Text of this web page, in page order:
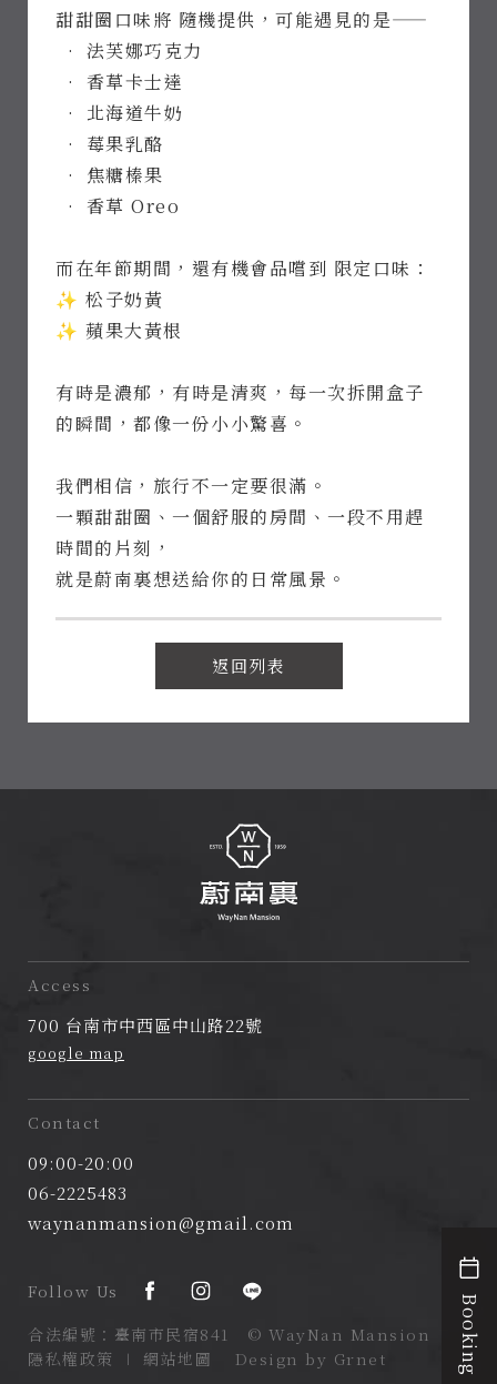
22號
Open Time
09:00-
20:00
Follow
Booking
甜甜圈口味將 隨機提供，可能遇見的是——
• 法芙娜巧克力
• 香草卡士達
• 北海道牛奶
• 莓果乳酪
• 焦糖榛果
• 香草 Oreo
而在年節期間，還有機會品嚐到 限定口味：
✨ 松子奶黃
✨ 蘋果大黃根
有時是濃郁，有時是清爽，每一次拆開盒子
的瞬間，都像一份小小驚喜。
我們相信，旅行不一定要很滿。
一顆甜甜圈、一個舒服的房間、一段不用趕
時間的片刻，
就是蔚南裏想送給你的日常風景。
返回列表
南
民
Access
700 台南市中西區中山路22號
google map
Contact
09:00-20:00
06-2225483
waynanmansion@gmail.com
Follow Us
合法編號：臺南市民宿841 © WayNan Mansion
隱私權政策
∣ 網站地圖 Design by Grnet